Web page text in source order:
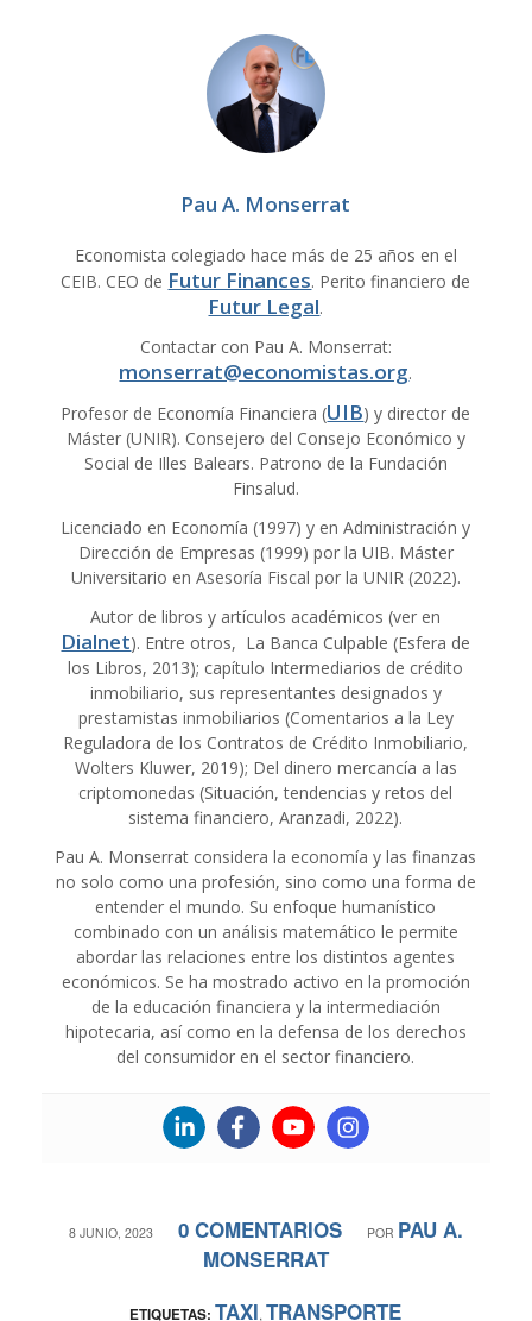
Pau A. Monserrat
Economista colegiado hace más de 25 años en el
CEIB. CEO de Futur Finances. Perito financiero de
Futur Legal.
Contactar con Pau A. Monserrat:
monserrat@economistas.org.
Profesor de Economía Financiera (UIB) y director de
Máster (UNIR). Consejero del Consejo Económico y
Social de Illes Balears. Patrono de la Fundación
Finsalud.
Licenciado en Economía (1997) y en Administración y
Dirección de Empresas (1999) por la UIB. Máster
Universitario en Asesoría Fiscal por la UNIR (2022).
Autor de libros y artículos académicos (ver en
Dialnet). Entre otros, La Banca Culpable (Esfera de
los Libros, 2013); capítulo Intermediarios de crédito
inmobiliario, sus representantes designados y
prestamistas inmobiliarios (Comentarios a la Ley
Reguladora de los Contratos de Crédito Inmobiliario,
Wolters Kluwer, 2019); Del dinero mercancía a las
criptomonedas (Situación, tendencias y retos del
sistema financiero, Aranzadi, 2022).
Pau A. Monserrat considera la economía y las finanzas
no solo como una profesión, sino como una forma de
entender el mundo. Su enfoque humanístico
combinado con un análisis matemático le permite
abordar las relaciones entre los distintos agentes
económicos. Se ha mostrado activo en la promoción
de la educación financiera y la intermediación
hipotecaria, así como en la defensa de los derechos
del consumidor en el sector financiero.
8 JUNIO, 2023
/ 0 COMENTARIOS
/ POR PAU A.
MONSERRAT
ETIQUETAS: TAXI,TRANSPORTE